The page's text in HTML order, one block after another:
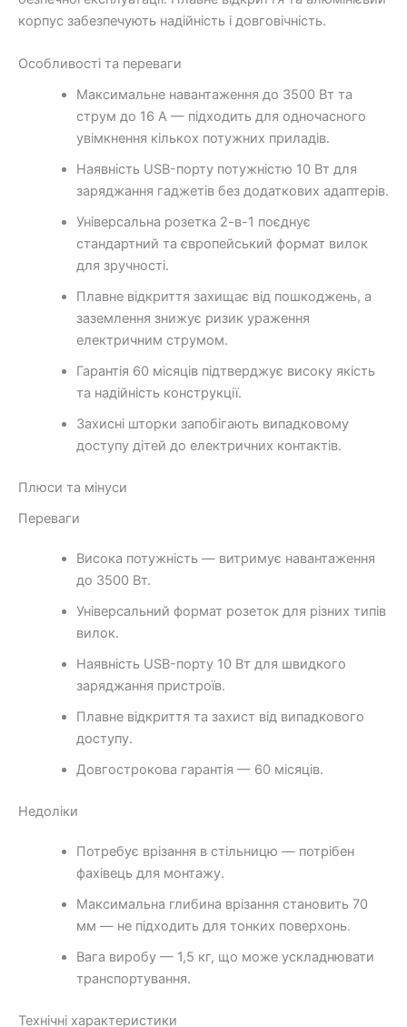
корпус забезпечують надійність і довговічність.
Особливості та переваги
Максимальне навантаження до 3500 Вт та
струм до 16 А — підходить для одночасного
увімкнення кількох потужних приладів.
Наявність USB-порту потужністю 10 Вт для
заряджання гаджетів без додаткових адаптерів.
Універсальна розетка 2-в-1 поєднує
стандартний та європейський формат вилок
для зручності.
Плавне відкриття захищає від пошкоджень, а
заземлення знижує ризик ураження
електричним струмом.
Гарантія 60 місяців підтверджує високу якість
та надійність конструкції.
Захисні шторки запобігають випадковому
доступу дітей до електричних контактів.
Плюси та мінуси
Переваги
Висока потужність — витримує навантаження
до 3500 Вт.
Універсальний формат розеток для різних типів
вилок.
Наявність USB-порту 10 Вт для швидкого
заряджання пристроїв.
Плавне відкриття та захист від випадкового
доступу.
Довгострокова гарантія — 60 місяців.
Недоліки
Потребує врізання в стільницю — потрібен
фахівець для монтажу.
Максимальна глибина врізання становить 70
мм — не підходить для тонких поверхонь.
Вага виробу — 1,5 кг, що може ускладнювати
транспортування.
Технічні характеристики